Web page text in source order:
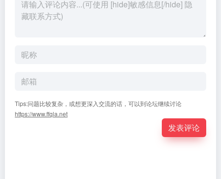
Tips:问题比较复杂，或想更深入交流的话，可以到论坛继续讨论
https://www.ffqla.net
发表评论